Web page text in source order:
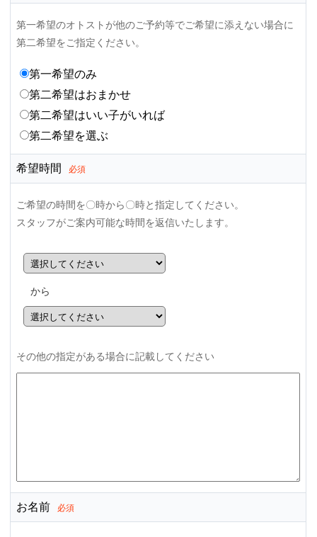
第一希望のオトストが他のご予約等でご希望に添えない場合に
第二希望をご指定ください。
第一希望のみ
第二希望はおまかせ
第二希望はいい子がいれば
第二希望を選ぶ
希望時間 必須
ご希望の時間を〇時から〇時と指定してください。
スタッフがご案内可能な時間を返信いたします。
から
その他の指定がある場合に記載してください
お名前 必須